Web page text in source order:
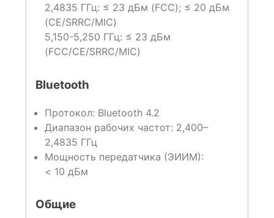
2,4835 ГГц: ≤ 23 дБм (FCC); ≤ 20 дБм
(CE/SRRC/MIC)
5,150-5,250 ГГц: ≤ 23 дБм
(FCC/CE/SRRC/MIC)
Bluetooth
Протокол: Bluetooth 4.2
Диапазон рабочих частот: 2,400–
2,4835 ГГц
Мощность передатчика (ЭИИМ):
< 10 дБм
Общие